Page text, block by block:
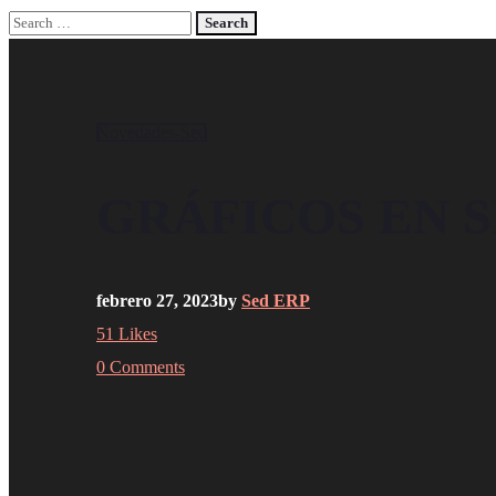
febrero 27, 2023by Sed ERP
51 Likes
0 Comments